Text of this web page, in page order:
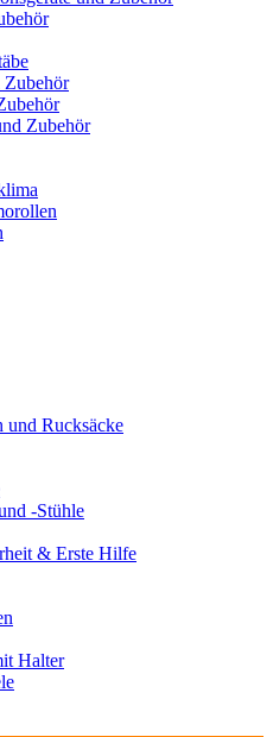
Zubehör
Zubehör
und Rucksäcke
-Stühle
& Erste Hilfe
Halter